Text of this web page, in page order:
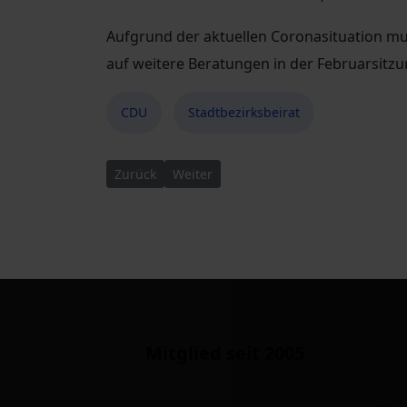
Aufgrund der aktuellen Coronasituation
auf weitere Beratungen in der
CDU Stadtbezirksbeirat
Vorheriger Beitrag: Februarsitzung des
Zurück Nächster Beitrag: 16. Sitzung des
Weiter